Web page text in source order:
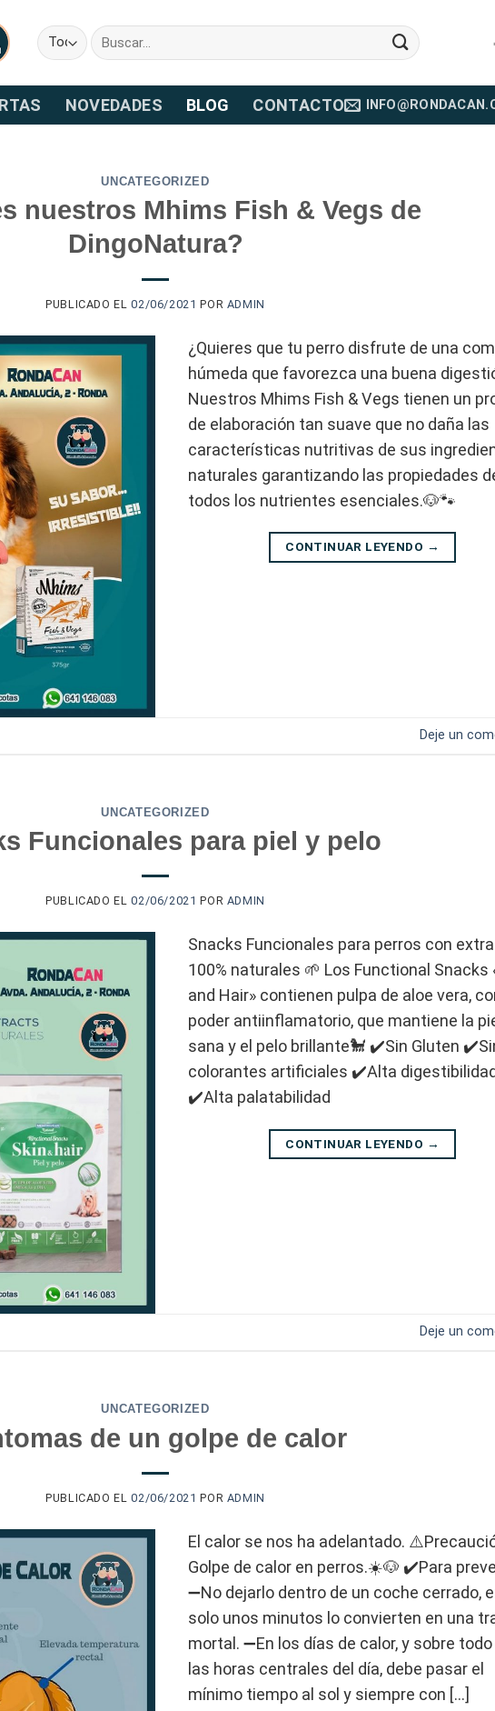
Buscar
por:
NOVEDADES BLOG CONTACTO
UNCATEGORIZED
nuestros Mhims Fish & Vegs de
DingoNatura?
PUBLICADO EL02/06/2021 POR ADMIN
¿Quieres que tu perro disfrute de una
húmeda que favorezca una buena
Nuestros Mhims Fish & Vegs tienen un
de elaboración tan suave que no daña las
características nutritivas de sus
naturales garantizando las propiedades
todos los nutrientes esenciales.🐶🐾
CONTINUAR LEYENDO →
Deje un
UNCATEGORIZED
Funcionales para piel y pelo
PUBLICADO EL02/06/2021 POR ADMIN
Snacks Funcionales para perros con
100% naturales 🌱 Los Functional Snacks
and Hair» contienen pulpa de aloe vera,
poder antiinflamatorio, que mantiene la
sana y el pelo brillante🐩 ✔️Sin Gluten
colorantes artificiales ✔️Alta digestibilidad
✔️Alta palatabilidad
CONTINUAR LEYENDO →
Deje un
UNCATEGORIZED
de un golpe de calor
PUBLICADO EL02/06/2021 POR ADMIN
El calor se nos ha adelantado.
Golpe de calor en perros.☀️🐶 ✔️Para
➖No dejarlo dentro de un coche cerrado,
solo unos minutos lo convierten en una
mortal. ➖En los días de calor, y sobre todo
las horas centrales del día, debe pasar el
mínimo tiempo al sol y siempre con […]